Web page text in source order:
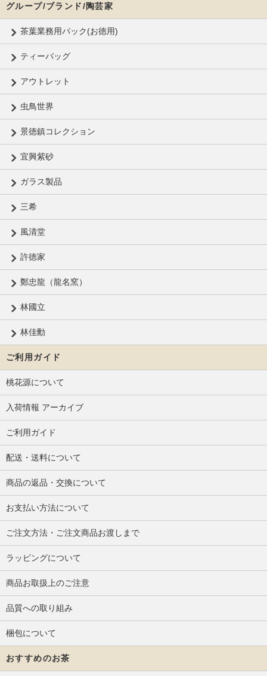
グループ/ブランド/陶芸家
茶葉業務用パック(お徳用)
ティーバッグ
アウトレット
虫鳥世界
景徳鎮コレクション
宜興紫砂
ガラス製品
三希
風清堂
許徳家
鄭忠龍（龍名窯）
林國立
林佳勳
ご利用ガイド
桃花源について
入荷情報 アーカイブ
ご利用ガイド
配送・送料について
商品の返品・交換について
お支払い方法について
ご注文方法・ご注文商品お渡しまで
ラッピングについて
商品お取扱上のご注意
品質への取り組み
梱包について
おすすめのお茶